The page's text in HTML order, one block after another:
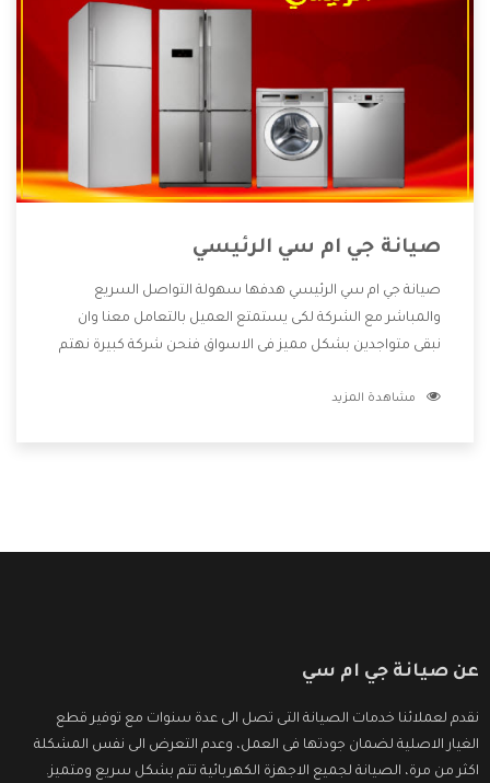
صيانة جي ام سي الرئيسي
صيانة جي ام سي الرئيسي هدفها سهولة التواصل السريع
والمباشر مع الشركة لكى يستمتع العميل بالتعامل معنا وان
نبقى متواجدين بشكل مميز فى الاسواق فنحن شركة كبيرة نهتم
الشركة بها والتى تكون منها خدمة الصيانة التى تكون من أهم
مشاهدة المزيد
عن صيانة جي ام سي
نقدم لعملائنا خدمات الصيانة التى تصل الى عدة سنوات مع توفير قطع
الغيار الاصلية لضمان جودتها فى العمل، وعدم التعرض الى نفس المشكلة
اكثر من مرة، الصيانة لجميع الاجهزة الكهربائية تتم بشكل سريع ومتميز.